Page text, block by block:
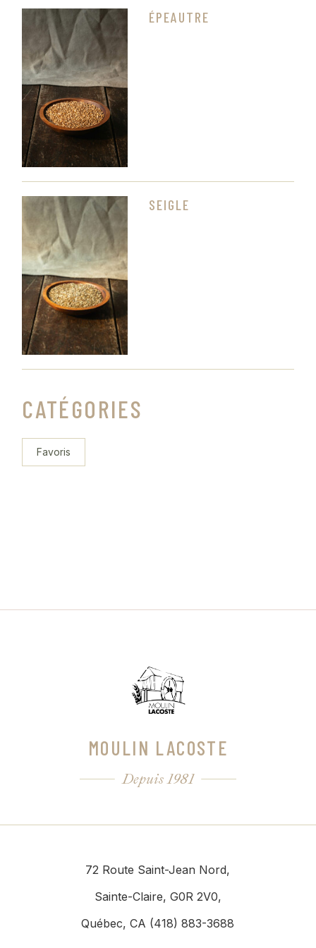
ÉPEAUTRE
SEIGLE
CATÉGORIES
Favoris
MOULIN LACOSTE
Depuis 1981
72 Route Saint-Jean Nord,
Sainte-Claire, G0R 2V0,
Québec, CA (418) 883-3688